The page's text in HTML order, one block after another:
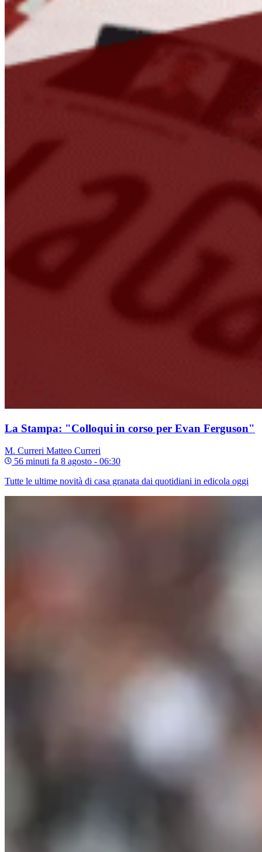
La Stampa: "Colloqui in corso per Evan Ferguson"
M. Curreri Matteo Curreri
56 minuti fa 8 agosto - 06:30
Tutte le ultime novità di casa granata dai quotidiani in edicola oggi